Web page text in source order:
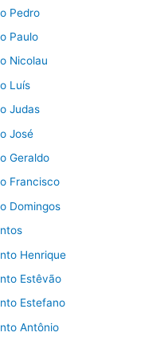
Pedro
Paulo
Nicolau
Luís
Judas
José
Geraldo
Francisco
Domingos
Henrique
Estêvão
Estefano
Antônio